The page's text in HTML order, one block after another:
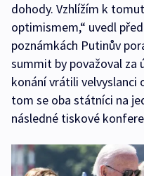
dohody. Vzhlížím k
optimismem,“ uvedl
poznámkách Putinův
summit by považoval za
konání vrátili velvyslanci
tom se oba státníci na
následné tiskové